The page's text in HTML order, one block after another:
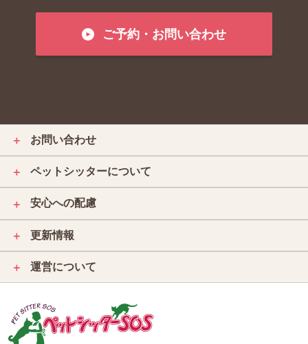
ご予約・お問い合わせ
＋ お問い合わせ
＋ ペットシッターについて
＋ 安心への配慮
＋ 更新情報
＋ 運営について